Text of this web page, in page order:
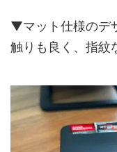
▼マット仕様のデ
触りも良く、指紋